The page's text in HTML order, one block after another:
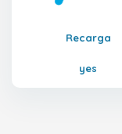
Recarga
yes